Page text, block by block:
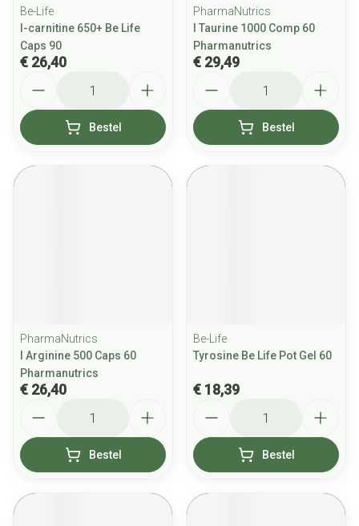
Be-Life
l-carnitine 650+ Be Life
Caps 90
€ 26,40
Bestel
PharmaNutrics
l Taurine 1000 Comp 60
Pharmanutrics
€ 29,49
Bestel
PharmaNutrics
l Arginine 500 Caps 60
Pharmanutrics
€ 26,40
Bestel
Be-Life
Tyrosine Be Life Pot Gel 60
€ 18,39
Bestel